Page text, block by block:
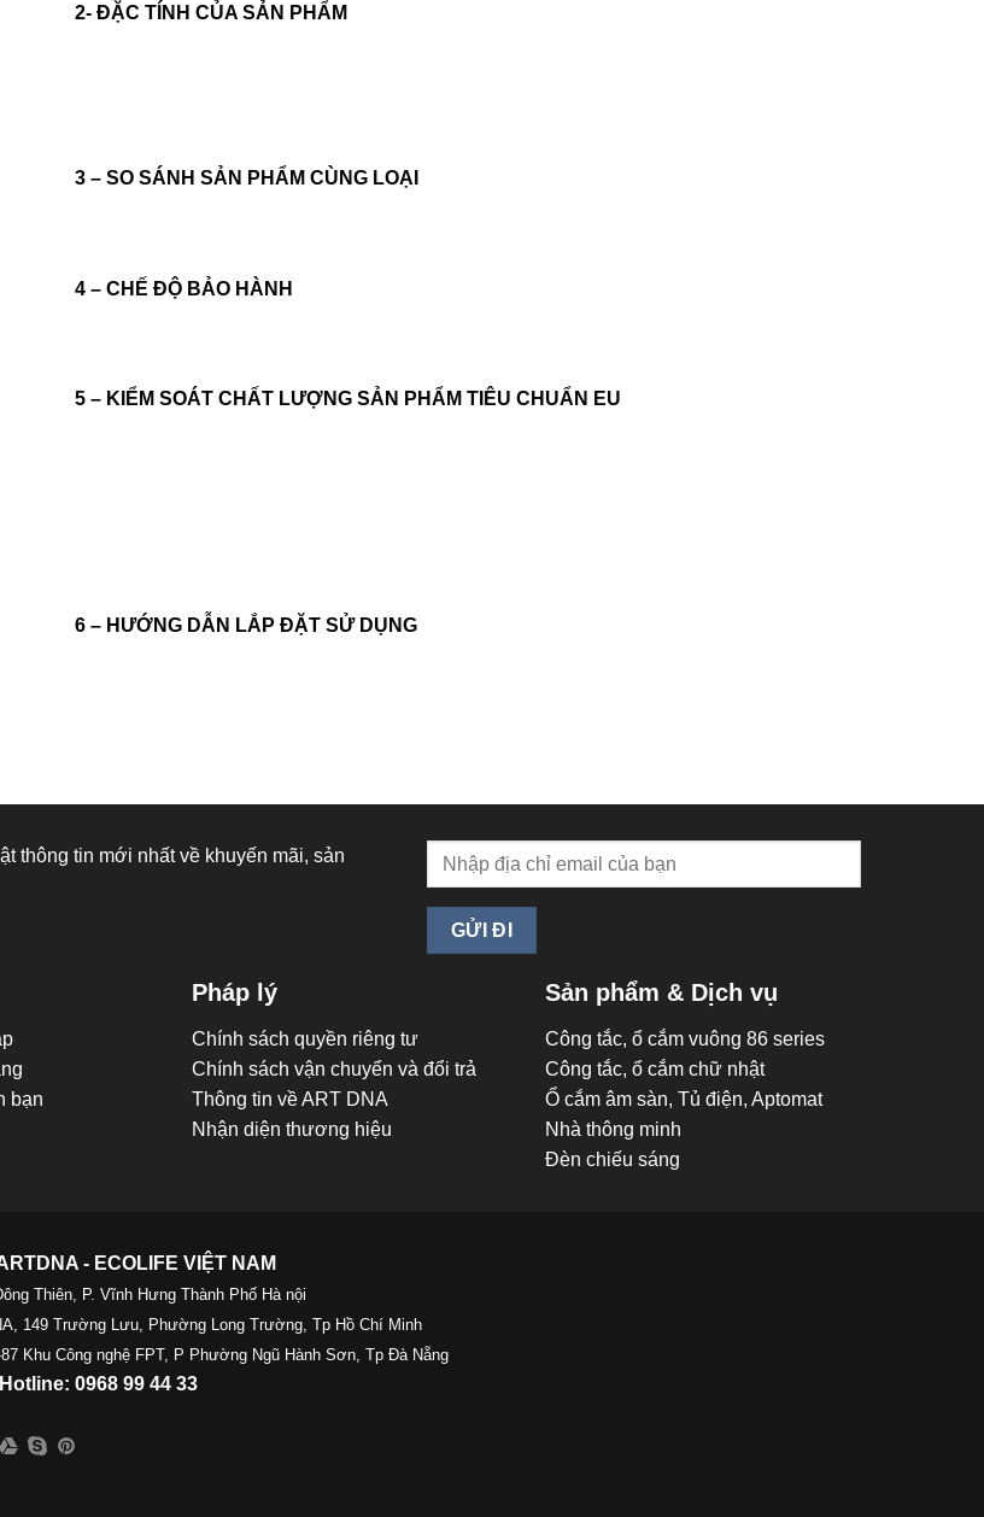
2- ĐẶC TÍNH CỦA SẢN PHẨM
3 – SO SÁNH SẢN PHẨM CÙNG LOẠI
4 – CHẾ ĐỘ BẢO HÀNH
5 – KIỂM SOÁT CHẤT LƯỢNG SẢN PHẨM TIÊU CHUẨN EU
6 – HƯỚNG DẪN LẮP ĐẶT SỬ DỤNG
thông tin mới nhất về khuyến mãi, sản
bạn
Pháp lý
Chính sách quyền riêng tư
Chính sách vận chuyển và đổi trả
Thông tin về ART DNA
Nhận diện thương hiệu
Sản phẩm & Dịch vụ
Công tắc, ổ cắm vuông 86 series
Công tắc, ổ cắm chữ nhật
Ổ cắm âm sàn, Tủ điện, Aptomat
Nhà thông minh
Đèn chiếu sáng
- ECOLIFE VIỆT NAM
Thiên, P. Vĩnh Hưng Thành Phố Hà nội
149 Trường Lưu, Phường Long Trường, Tp Hồ Chí Minh
Khu Công nghệ FPT, P Phường Ngũ Hành Sơn, Tp Đà Nẵng
0968 99 44 33